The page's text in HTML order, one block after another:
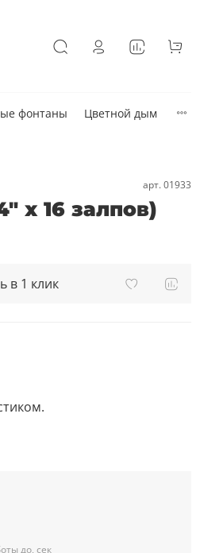
фонтаны Цветной дым
арт.01933
х 16 залпов)
в 1 клик
пестиком.
хризантем.
до, сек